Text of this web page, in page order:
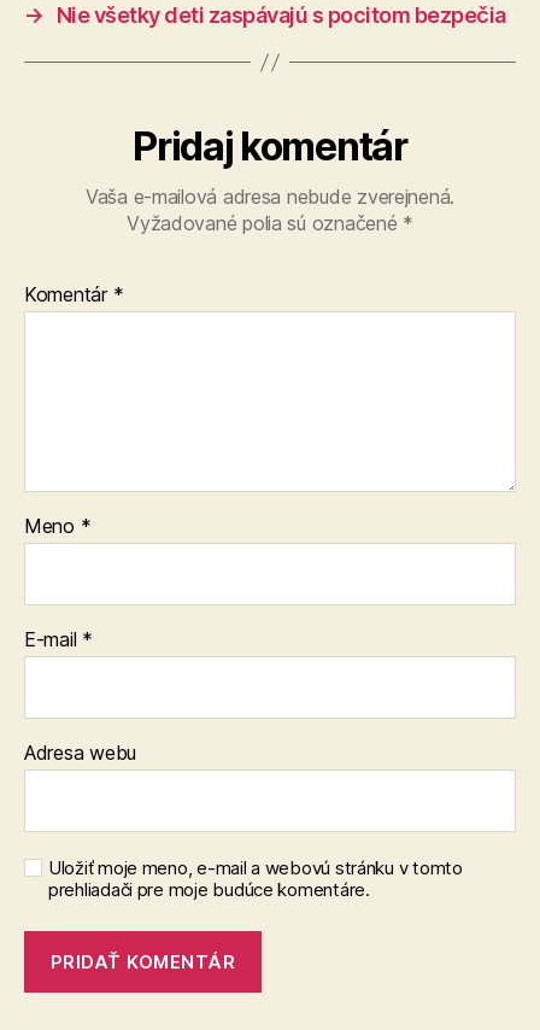
→
Nie všetky deti zaspávajú s pocitom bezpečia
Pridaj komentár
Vaša e-mailová adresa nebude zverejnená.
Vyžadované polia sú označené *
Komentár *
Meno *
E-mail *
Adresa webu
Uložiť moje meno, e-mail a webovú stránku v tomto
prehliadači pre moje budúce komentáre.